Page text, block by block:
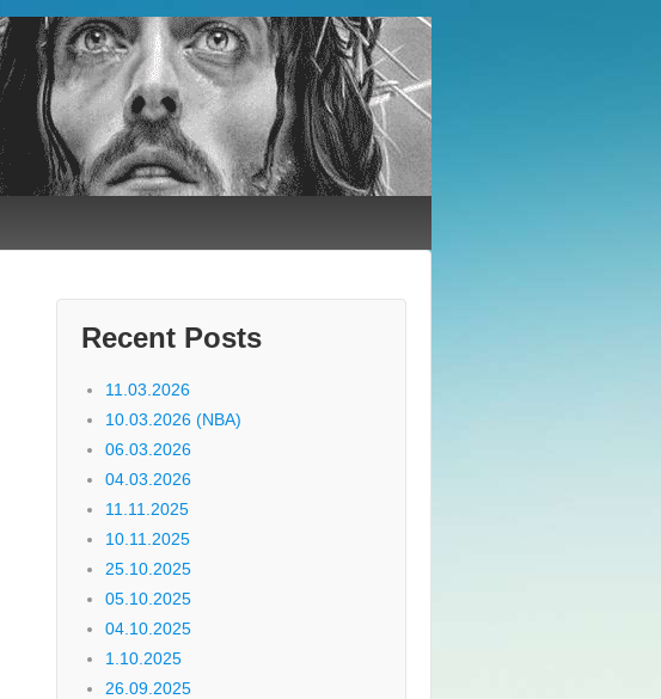
Recent Posts
11.03.2026
10.03.2026 (NBA)
06.03.2026
04.03.2026
11.11.2025
10.11.2025
25.10.2025
05.10.2025
04.10.2025
1.10.2025
26.09.2025